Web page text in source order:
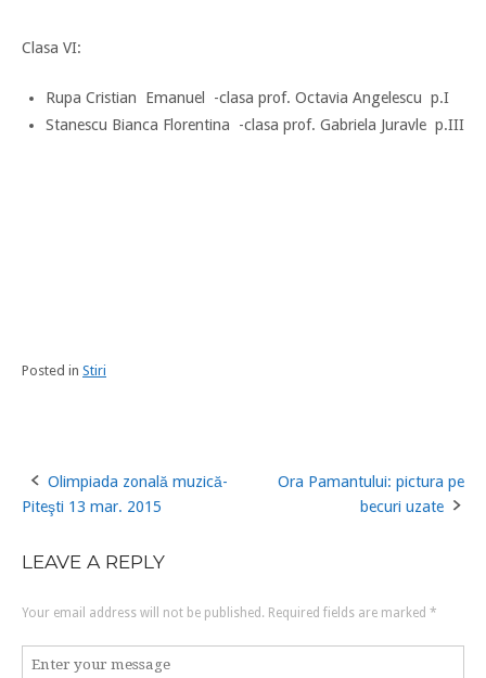
Clasa VI:
Rupa Cristian Emanuel -clasa prof. Octavia Angelescu p.I
Stanescu Bianca Florentina -clasa prof. Gabriela Juravle p.III
Posted in Stiri
Post
Olimpiada zonală muzică-
Piteşti 13 mar. 2015
Ora Pamantului: pictura pe
becuri uzate
LEAVE A REPLY
Your email address will not be published. Required fields are marked *
Comment